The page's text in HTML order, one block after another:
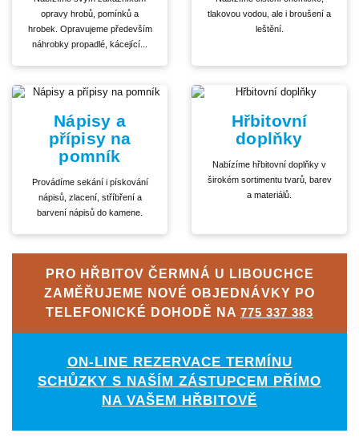
opravy hrobů, pomínků a
hrobek. Opravujeme především
náhrobky propadlé, kácející...
tlakovou vodou, ale i broušení a
leštění.
Nápisy a
přípisy na
pomník
Provádíme sekání i pískování
nápisů, zlacení, stříbření a
barvení nápisů do kamene.
Hřbitovní
doplňky
Nabízíme hřbitovní doplňky v
širokém sortimentu tvarů, barev
a materiálů.
PRO HŘBITOV ČERMNÁ U LIBOUCHCE
ZAMĚŘUJEME NOVÉ OBJEDNÁVKY PO
TELEFONICKÉ DOHODĚ NA 775 337 383
ON-LINE REZERVACE TERMÍNU
SCHŮZKY S NAŠÍM ZÁSTUPCEM PŘÍMO
NA VAŠEM HŘBITOVĚ